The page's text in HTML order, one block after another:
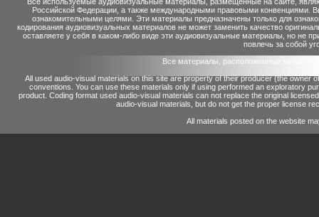
Российской Федерации, а также международными правовыми конвенциями.
ознакомительными целями. Эти материалы предназначены только для
кодирования аудиовизуальных материалов не может заменить качество
оставляете у себя в каком-либо виде эти аудиовизуальные материалы, но не
повлечь за собой
Все материалы, расположенные на сайте
All used audio-visual materials on this site are property of their producer (the owner
conventions. You can use these materials only if using performed an exploratory
product. Coding format used audio-visual materials can not replace the original
audio-visual materials, but do not get the proper license
All materials posted on the website